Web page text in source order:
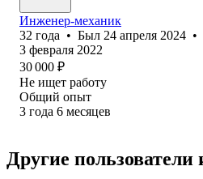
Инженер-механик
32 года • Был 24 апреля 2024 •
3 февраля 2022
30 000 ₽
Не ищет работу
Общий опыт
3 года 6 месяцев
Другие